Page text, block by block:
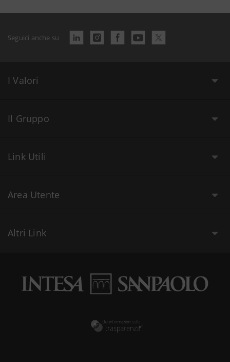
Seguici anche su
I Valori
Il Gruppo
Link Utili
Area Utente
Altri Link